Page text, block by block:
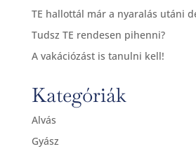
TE hallottál már a nyaralás utáni
Tudsz TE rendesen pihenni?
A vakációzást is tanulni kell!
Kategóriák
Alvás
Gyász